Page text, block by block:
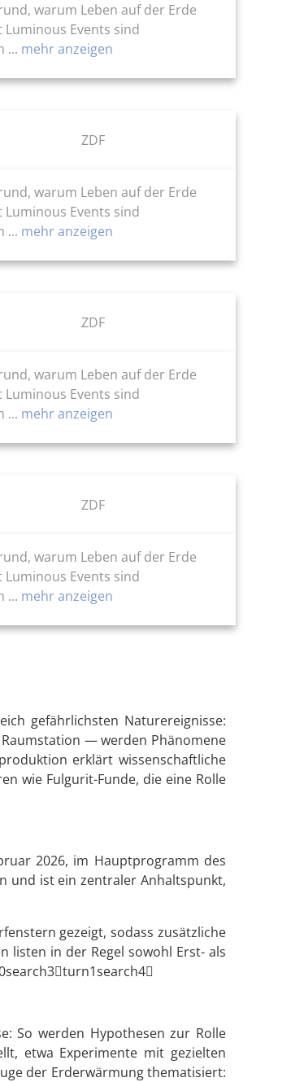
warum Leben auf der Erde
Events sind
... mehr anzeigen
ZDF
warum Leben auf der Erde
Events sind
... mehr anzeigen
ZDF
warum Leben auf der Erde
Events sind
... mehr anzeigen
ZDF
warum Leben auf der Erde
Events sind
... mehr anzeigen
gefährlichsten Naturereignisse:
— werden Phänomene
erklärt wissenschaftliche
wie Fulgurit-Funde, die eine Rolle
2026, im Hauptprogramm des
und ist ein zentraler Anhaltspunkt,
gezeigt, sodass zusätzliche
listen in der Regel sowohl Erst- als
So werden Hypothesen zur Rolle
etwa Experimente mit gezielten
der Erderwärmung thematisiert: